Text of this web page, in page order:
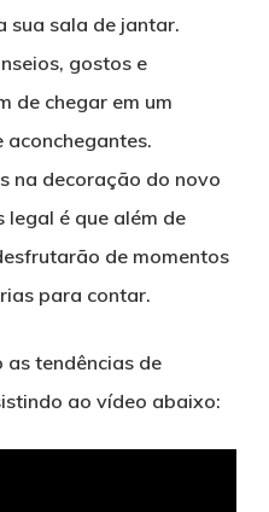
sua sala de jantar.
gostos e
de chegar em um
aconchegantes.
na decoração do novo
legal é que além de
de momentos
para contar.
tendências de
ao vídeo abaixo: